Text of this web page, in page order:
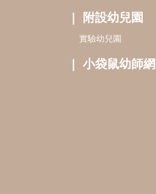
附設幼兒園
實驗幼兒園
小袋鼠幼師網